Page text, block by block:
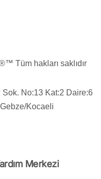
Tüm hakları saklıdır
No:13 Kat:2 Daire:6
Kocaeli
Merkezi